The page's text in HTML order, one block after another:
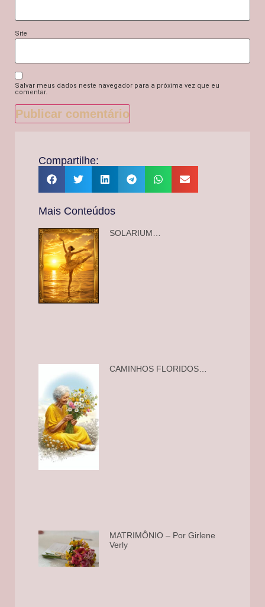
Site
Salvar meus dados neste navegador para a próxima vez que eu
comentar.
Compartilhe:
Mais Conteúdos
SOLARIUM…
CAMINHOS FLORIDOS…
MATRIMÔNIO – Por Girlene
Verly